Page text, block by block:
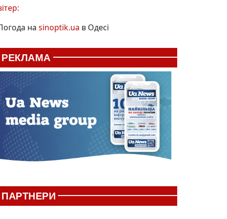
на sinoptik.ua в Одесі
РЕКЛАМА
ПАРТНЕРИ